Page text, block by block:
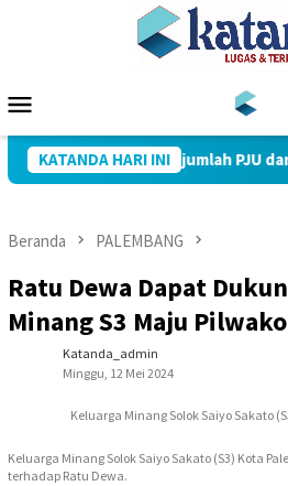
Mobile
KATANDA HARI INI
Pimpin Sertijab Sejumlah PJU dan
Beranda PALEMBANG
Ratu Dewa Dapat
Minang S3 Maju
Katanda_admin
Minggu, 12 Mei 2024
Keluarga Minang Solok Saiyo Sakato
Keluarga Minang Solok Saiyo Sakato (S3) Kota
terhadap Ratu Dewa.